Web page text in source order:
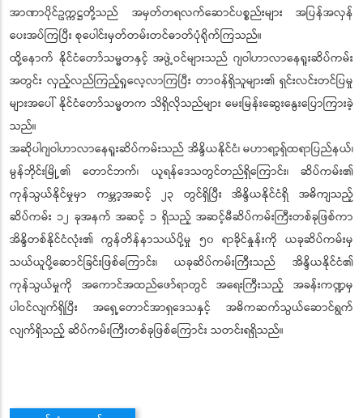
အာဏာပိုင်ဥက္ကဋ္ဌတို့သည် အမှတ်တရလက်ဆောင်ပစ္စည်းများ အပြန်အလှန်
ပေးအပ်ကြပြီး စုပေါင်းမှတ်တမ်းတင်ဓာတ်ပုံရိုက်ကြသည်။
ထို့နောက် နိုင်ငံတော်သမ္မတနှင့် အဖွဲ့ဝင်များသည် ဂျဝါဟာလာနေရူးဆိပ်ကမ်း
အတွင်း လှည့်လည်ကြည့်ရှုလေ့လာကြပြီး တာဝန်ရှိသူများ၏ ရှင်းလင်းတင်ပြမှု
များအပေါ် နိုင်ငံတော်သမ္မတက သိရှိလိုသည်များ မေးမြန်းဆွေးနွေးပြောကြားခဲ့
သည်။
အဆိုပါဂျဝါဟာလာနေရူးဆိပ်ကမ်းသည် အိန္ဒိယနိုင်ငံ၊ မဟာရာ့ရှ်ထရာပြည်နယ်၊
မွန်ဘိုင်းမြို့၏ တောင်ဘက်၊ ယူရန်ဒေသတွင်တည်ရှိကြောင်း၊ ဆိပ်ကမ်း၏
ကုန်သွယ်နိုင်မှုမှာ ကမ္ဘာ့အဆင့် ၂၃ တွင်ရှိပြီး အိန္ဒိယနိုင်ငံရှိ အဓိကျသည့်
ဆိပ်ကမ်း ၁၂ ခုအနက် အဆင့် ၁ ရှိသည့် အဆင့်မီဆိပ်ကမ်းကြီးတစ်ခုဖြစ်ကာ
အိန္ဒိတစ်နိုင်ငံလုံး၏ ကွန်တိန်နာသယ်ပို့မှု ၅၀ ရာခိုင်နှုန်းကို ယခုဆိပ်ကမ်းမှ
သယ်ယူပို့ဆောင်ခြင်းဖြစ်ကြောင်း၊ ယခုဆိပ်ကမ်းကြီးသည် အိန္ဒိယနိုင်ငံ၏
ကုန်သွယ်မှုကို အကောင်အထည်ဖော်ရာတွင် အရေးကြီးသည့် အခန်းကဏ္ဍမှ
ပါဝင်လျက်ရှိပြီး အရှေ့တောင်အာရှဒေသနှင့် အဓိကဆက်သွယ်ဆောင်ရွက်
လျက်ရှိသည့် ဆိပ်ကမ်းကြီးတစ်ခုဖြစ်ကြောင်း သတင်းရရှိသည်။